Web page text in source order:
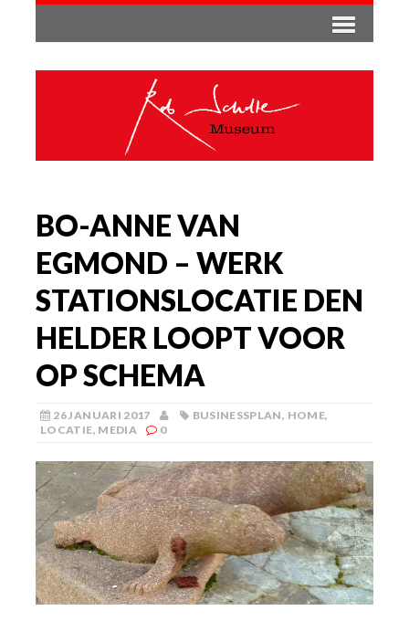
BO-ANNE VAN
EGMOND – WERK
STATIONSLOCATIE DEN
HELDER LOOPT VOOR
OP SCHEMA
26 JANUARI 2017 BUSINESSPLAN, HOME,
LOCATIE, MEDIA 0